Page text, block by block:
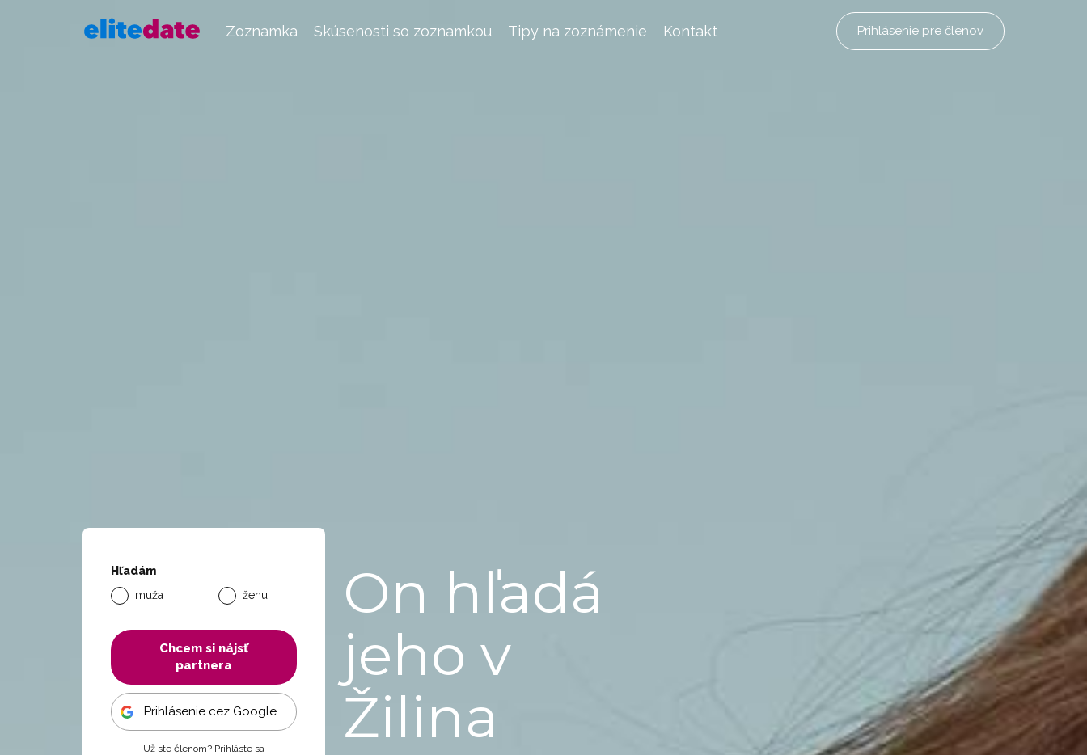
Zoznamka Skúsenosti so zoznamkou Tipy na zoznámenie Kontakt Prihlásenie pre členov
Hľadám
muža
ženu
Chcem si nájsť
partnera
Prihlásenie cez Google
Už ste členom? Prihláste sa
On hľadá
jeho v
Žilina